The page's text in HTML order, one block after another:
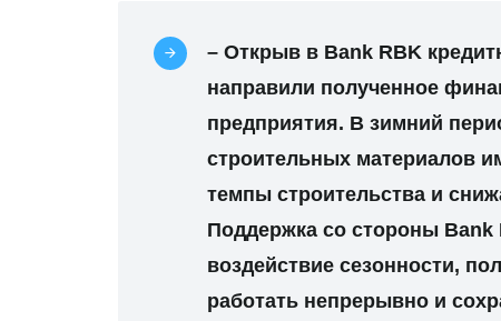
– Открыв в Bank RBK
направили полученное
предприятия. В зимний
строительных материалов
темпы строительства и
Поддержка со стороны Bank
воздействие сезонности,
работать непрерывно и